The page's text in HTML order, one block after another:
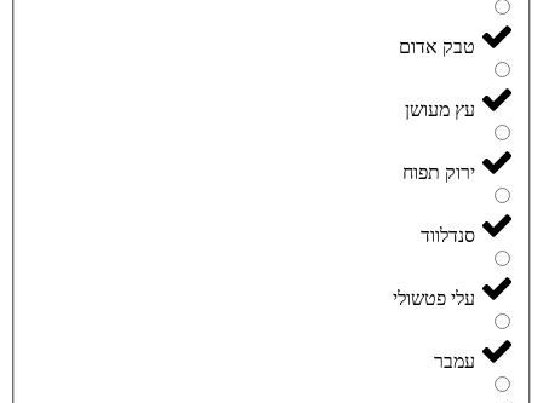
טבק אדום
עץ מעושן
ירוק תפוח
סנדלווד
עלי פטשולי
עמבר